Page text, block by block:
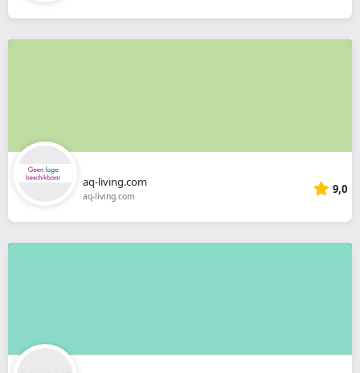
aq-living.com
aq-living.com 9,0